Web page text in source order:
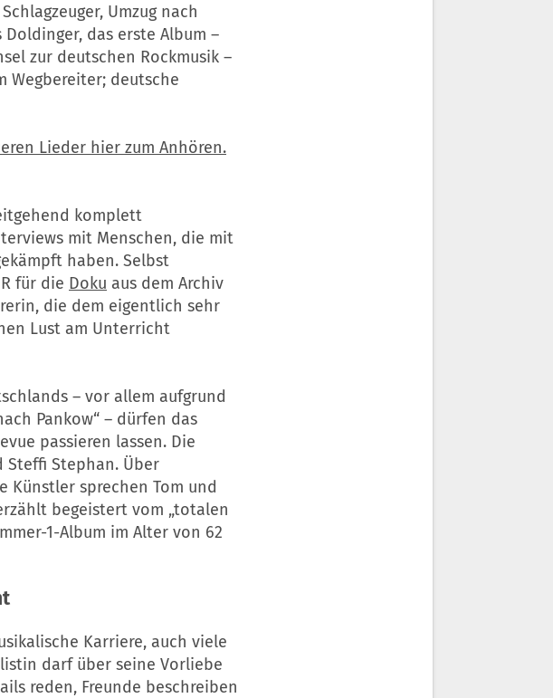
Umzug nach
Doldinger, das erste Album –
zur deutschen Rockmusik –
Wegbereiter; deutsche
Lieder hier zum Anhören.
komplett
mit Menschen, die mit
haben. Selbst
für die Doku aus dem Archiv
die dem eigentlich sehr
Lust am Unterricht
– vor allem aufgrund
Pankow“ – dürfen das
passieren lassen. Die
Steffi Stephan. Über
Künstler sprechen Tom und
begeistert vom „totalen
1-Album im Alter von 62
Karriere, auch viele
darf über seine Vorliebe
reden, Freunde beschreiben